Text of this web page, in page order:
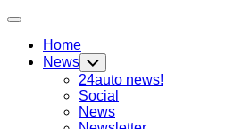
Skip
content
Expand
Home
News Toggle
Child
Menu
24auto news!
Social
News